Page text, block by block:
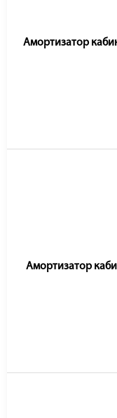
Амортизатор
Амортизатор